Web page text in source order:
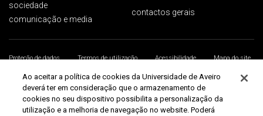
sociedade
comunicação e media
contactos gerais
Proteção de dados Termos de utilização Acessibilidade
Mapa do site
Universidade de Aveiro 2026
Ao aceitar a política de cookies da Universidade de Aveiro
deverá ter em consideração que o armazenamento de
cookies no seu dispositivo possibilita a personalização da
utilização e a melhoria de navegação no website. Poderá